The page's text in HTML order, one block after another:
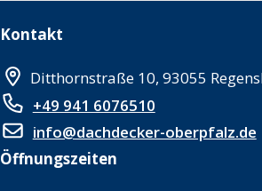
Kontakt
Ditthornstraße 10, 93055
+49 941 6076510
info@dachdecker-oberpfalz.de
Öffnungszeiten